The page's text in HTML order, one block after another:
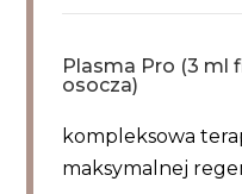
Plasma Pro (3 ml
osocza)
kompleksowa
maksymalnej